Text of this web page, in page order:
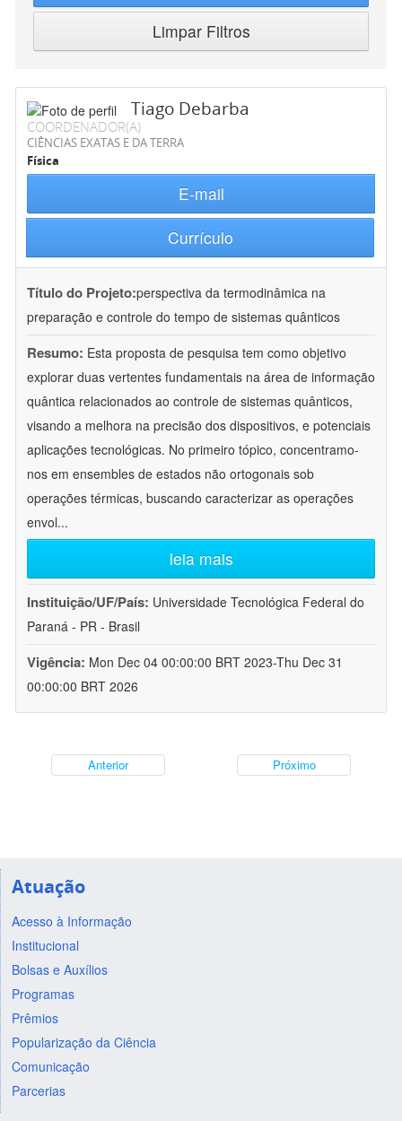
Limpar Filtros
Tiago Debarba
COORDENADOR(A)
CIÊNCIAS EXATAS E DA TERRA
Física
E-mail
Currículo
Título do Projeto:perspectiva da termodinâmica na
preparação e controle do tempo de sistemas quânticos
Resumo: Esta proposta de pesquisa tem como objetivo
explorar duas vertentes fundamentais na área de informação
quântica relacionados ao controle de sistemas quânticos,
visando a melhora na precisão dos dispositivos, e potenciais
aplicações tecnológicas. No primeiro tópico, concentramo-
nos em ensembles de estados não ortogonais sob
operações térmicas, buscando caracterizar as operações
envol...
leia mais
Instituição/UF/País: Universidade Tecnológica Federal do
Paraná - PR - Brasil
Vigência: Mon Dec 04 00:00:00 BRT 2023-Thu Dec 31
00:00:00 BRT 2026
Anterior Próximo
Atuação
Acesso à Informação
Institucional
Bolsas e Auxílios
Programas
Prêmios
Popularização da Ciência
Comunicação
Parcerias